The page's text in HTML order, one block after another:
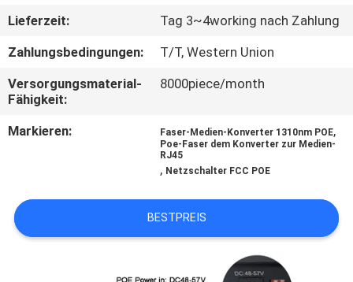
MIT
UNS
IN
VERBINDUNG
FORDERN
SIE
Lieferzeit:
Tag 3~4working nach Zahlung
Zahlungsbedingungen:
T/T, Western Union
Versorgungsmaterial-
Fähigkeit:
8000piece/month
Markieren: Faser-Medien-Konverter 1310nm POE,
Poe-Faser dem Konverter zur Medien-
RJ45
, Netzschalter FCC POE
BESTPREIS